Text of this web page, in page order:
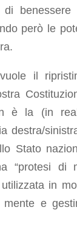
di
però le
il
è la (in
destra/
Stato
“protesi di
in
mente e